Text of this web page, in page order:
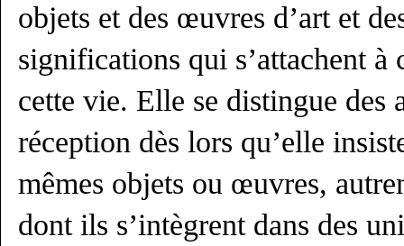
objets et des œuvres d’art et
significations qui s’attachent à
cette vie. Elle se distingue des
réception dès lors qu’elle
mêmes objets ou œuvres,
dont ils s’intègrent dans des